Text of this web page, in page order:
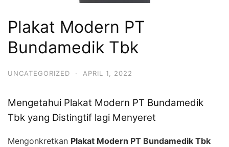
Plakat Modern PT
Bundamedik Tbk
UNCATEGORIZED · APRIL 1, 2022
Mengetahui Plakat Modern PT Bundamedik
Tbk yang Distingtif lagi Menyeret
Mengonkretkan Plakat Modern PT Bundamedik Tbk